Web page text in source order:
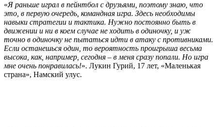
«Я раньше играл в пейнтбол с друзьями, поэтому знаю, что
это, в первую очередь, командная игра. Здесь необходимы
навыки стратегии и тактика. Нужно постоянно быть в
движении и ни в коем случае не ходить в одиночку, и уж
точно в одиночку не пытаться идти в атаку с противниками.
Если останешься один, то вероятность проигрыша весьма
высока, как, например, сегодня – в меня сразу попали. Но игра
мне очень понравилась!». Лукин Гурий, 17 лет, «Маленькая
страна», Намский улус.